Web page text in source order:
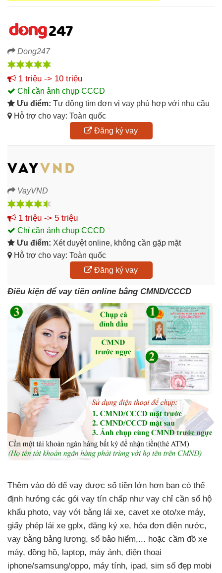
Dong247
1 triệu -> 10 triệu
Chỉ cần ảnh chụp CCCD
Ưu điểm: Tự động tìm đơn vị vay phù hợp với nhu cầu
Hỗ trợ cho vay: Toàn quốc
Đăng ký vay
VayVND
1 triệu -> 5 triệu
Chỉ cần ảnh chụp CCCD
Ưu điểm: Xét duyệt online, không cần gặp mặt
Hỗ trợ cho vay: Toàn quốc
Đăng ký vay
Điều kiện để vay tiền online bằng CMND/CCCD
Thêm vào đó để vay được số tiền lớn hơn bạn có thể
định hướng các gói vay tín chấp như vay chỉ cần sổ hộ
khẩu photo, vay với bằng lái xe, cavet xe oto/xe máy,
giấy phép lái xe gplx, đăng ký xe, hóa đơn điện nước,
vay bằng bảng lương, sổ bảo hiểm,... hoặc cầm đồ xe
máy, đồng hồ, laptop, máy ảnh, điện thoại
iphone/samsung/oppo, máy tính, ipad, sim số đẹp mobi